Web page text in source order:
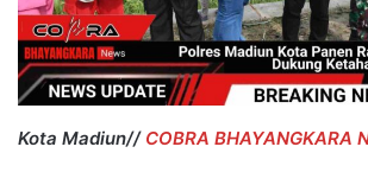
Kota Madiun// COBRA BHAYANGKARA